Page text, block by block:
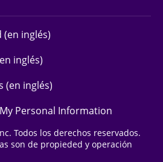
inglés)
inglés)
(en inglés)
Personal Information
Todos los derechos reservados.
son de propieded y operación